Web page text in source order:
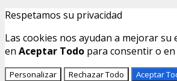
Respetamos su privacidad
Las cookies nos ayudan a mejorar
en Aceptar Todo para consentir o en
Personalizar Rechazar Todo Aceptar